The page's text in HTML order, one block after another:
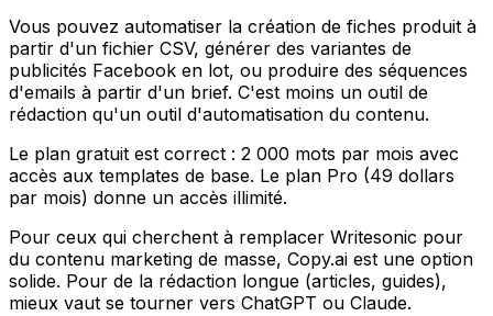
Vous pouvez automatiser la création de fiches produit à
partir d'un fichier CSV, générer des variantes de
publicités Facebook en lot, ou produire des séquences
d'emails à partir d'un brief. C'est moins un outil de
rédaction qu'un outil d'automatisation du contenu.
Le plan gratuit est correct : 2 000 mots par mois avec
accès aux templates de base. Le plan Pro (49 dollars
par mois) donne un accès illimité.
Pour ceux qui cherchent à remplacer Writesonic pour
du contenu marketing de masse, Copy.ai est une option
solide. Pour de la rédaction longue (articles, guides),
mieux vaut se tourner vers ChatGPT ou Claude.